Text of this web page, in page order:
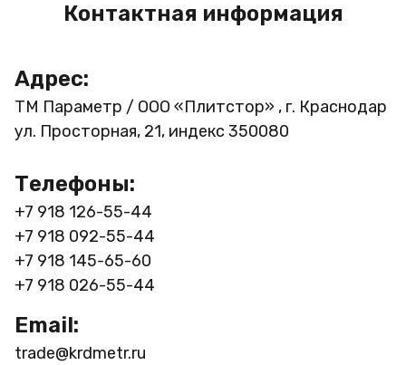
Контактная информация
Адрес:
ТМ Параметр / ООО «Плитстор» , г. Краснодар
ул. Просторная, 21, индекс 350080
Телефоны:
+7 918 126-55-44
+7 918 092-55-44
+7 918 145-65-60
+7 918 026-55-44
Email:
trade@krdmetr.ru